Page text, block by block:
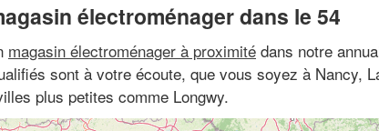
électroménager dans le 54
magasin électroménager à proximité dans notre
sont à votre écoute, que vous soyez à Nancy,
plus petites comme Longwy.